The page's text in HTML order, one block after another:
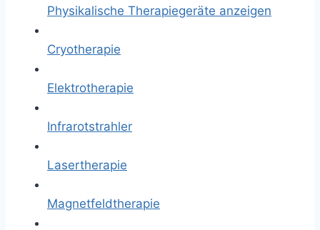
Physikalische Therapiegeräte anzeigen
Cryotherapie
Elektrotherapie
Infrarotstrahler
Lasertherapie
Magnetfeldtherapie